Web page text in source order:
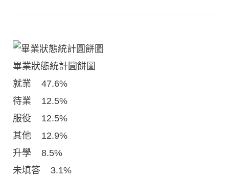
畢業狀態統計圓餅圖
就業 47.6%
待業 12.5%
服役 12.5%
其他 12.9%
升學 8.5%
未填答 3.1%